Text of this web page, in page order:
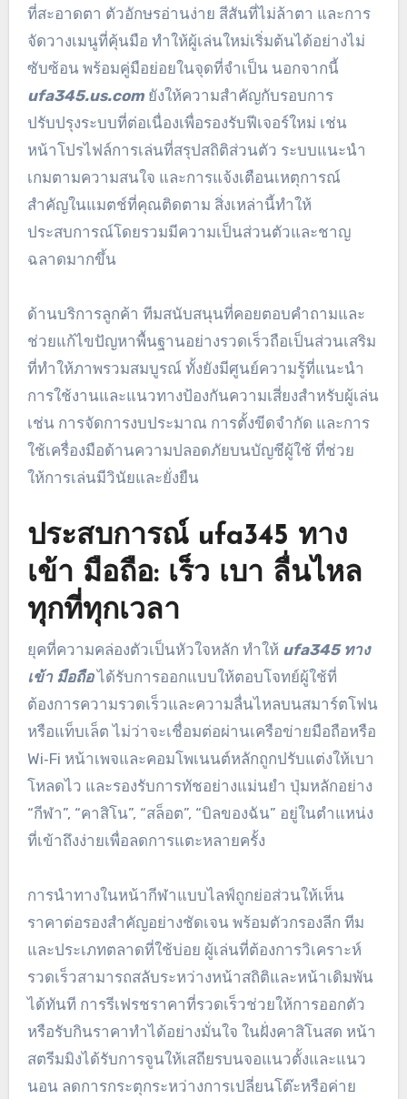
ที่สะอาดตา ตัวอักษรอ่านง่าย สีสันที่ไม่ล้าตา และการ
จัดวางเมนูที่คุ้นมือ ทำให้ผู้เล่นใหม่เริ่มต้นได้อย่างไม่
ซับซ้อน พร้อมคู่มือย่อยในจุดที่จำเป็น นอกจากนี้
ufa345.us.comยังให้ความสำคัญกับรอบการ
ปรับปรุงระบบที่ต่อเนื่องเพื่อรองรับฟีเจอร์ใหม่ เช่น
หน้าโปรไฟล์การเล่นที่สรุปสถิติส่วนตัว ระบบแนะนำ
เกมตามความสนใจ และการแจ้งเตือนเหตุการณ์
สำคัญในแมตช์ที่คุณติดตาม สิ่งเหล่านี้ทำให้
ประสบการณ์โดยรวมมีความเป็นส่วนตัวและชาญ
ฉลาดมากขึ้น
ด้านบริการลูกค้า ทีมสนับสนุนที่คอยตอบคำถามและ
ช่วยแก้ไขปัญหาพื้นฐานอย่างรวดเร็วถือเป็นส่วนเสริม
ที่ทำให้ภาพรวมสมบูรณ์ ทั้งยังมีศูนย์ความรู้ที่แนะนำ
การใช้งานและแนวทางป้องกันความเสี่ยงสำหรับผู้เล่น
เช่น การจัดการงบประมาณ การตั้งขีดจำกัด และการ
ใช้เครื่องมือด้านความปลอดภัยบนบัญชีผู้ใช้ ที่ช่วย
ให้การเล่นมีวินัยและยั่งยืน
ประสบการณ์ ufa345 ทาง
เข้า มือถือ: เร็ว เบา ลื่นไหล
ทุกที่ทุกเวลา
ยุคที่ความคล่องตัวเป็นหัวใจหลัก ทำให้ ufa345 ทาง
เข้า มือถือได้รับการออกแบบให้ตอบโจทย์ผู้ใช้ที่
ต้องการความรวดเร็วและความลื่นไหลบนสมาร์ตโฟน
หรือแท็บเล็ต ไม่ว่าจะเชื่อมต่อผ่านเครือข่ายมือถือหรือ
Wi‑Fi หน้าเพจและคอมโพเนนต์หลักถูกปรับแต่งให้เบา
โหลดไว และรองรับการทัชอย่างแม่นยำ ปุ่มหลักอย่าง
“กีฬา”, “คาสิโน”, “สล็อต”, “บิลของฉัน” อยู่ในตำแหน่ง
ที่เข้าถึงง่ายเพื่อลดการแตะหลายครั้ง
การนำทางในหน้ากีฬาแบบไลฟ์ถูกย่อส่วนให้เห็น
ราคาต่อรองสำคัญอย่างชัดเจน พร้อมตัวกรองลีก ทีม
และประเภทตลาดที่ใช้บ่อย ผู้เล่นที่ต้องการวิเคราะห์
รวดเร็วสามารถสลับระหว่างหน้าสถิติและหน้าเดิมพัน
ได้ทันที การรีเฟรชราคาที่รวดเร็วช่วยให้การออกตัว
หรือรับกินราคาทำได้อย่างมั่นใจ ในฝั่งคาสิโนสด หน้า
สตรีมมิงได้รับการจูนให้เสถียรบนจอแนวตั้งและแนว
นอน ลดการกระตุกระหว่างการเปลี่ยนโต๊ะหรือค่าย